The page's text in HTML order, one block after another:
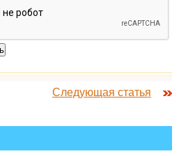
Следующая статья